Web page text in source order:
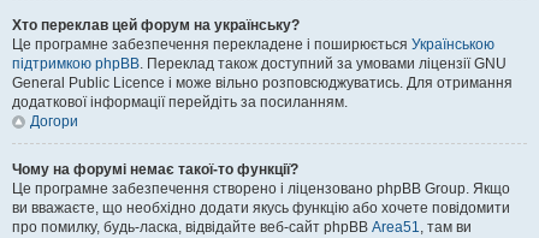
Хто переклав цей форум на українську?
Це програмне забезпечення перекладене і поширюється Українською
підтримкою phpBB. Переклад також доступний за умовами ліцензії GNU
General Public Licence і може вільно розповсюджуватись. Для отримання
додаткової інформації перейдіть за посиланням.
Догори
Чому на форумі немає такої-то функції?
Це програмне забезпечення створено і ліцензовано phpBB Group. Якщо
ви вважаєте, що необхідно додати якусь функцію або хочете повідомити
про помилку, будь-ласка, відвідайте веб-сайт phpBB Area51, там ви